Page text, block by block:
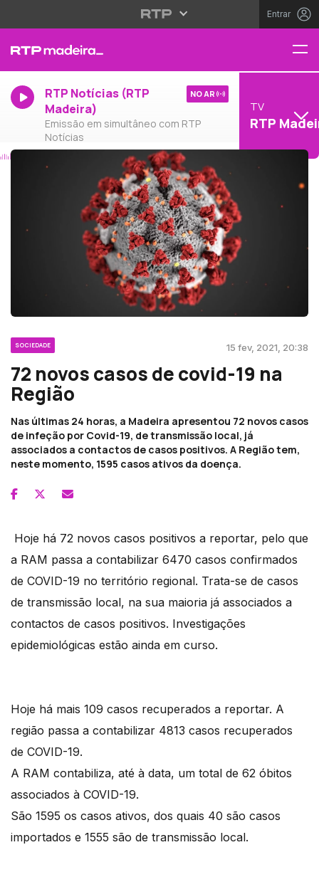
Entrar
RTP Notícias (RTP
Madeira)
Emissão em simultâneo com RTP
Notícias
NO AR
TV
RTP
SOCIEDADE 15 fev, 2021, 20:38
72 novos casos de covid-19 na
Região
Nas últimas 24 horas, a Madeira apresentou 72 novos casos
de infeção por Covid-19, de transmissão local, já
associados a contactos de casos positivos. A Região tem,
neste momento, 1595 casos ativos da doença.
Hoje há 72 novos casos positivos a reportar, pelo que
a RAM passa a contabilizar 6470 casos confirmados
de COVID-19 no território regional. Trata-se de casos
de transmissão local, na sua maioria já associados a
contactos de casos positivos. Investigações
epidemiológicas estão ainda em curso.
Hoje há mais 109 casos recuperados a reportar. A
região passa a contabilizar 4813 casos recuperados
de COVID-19.
A RAM contabiliza, até à data, um total de 62 óbitos
associados à COVID-19.
São 1595 os casos ativos, dos quais 40 são casos
importados e 1555 são de transmissão local.